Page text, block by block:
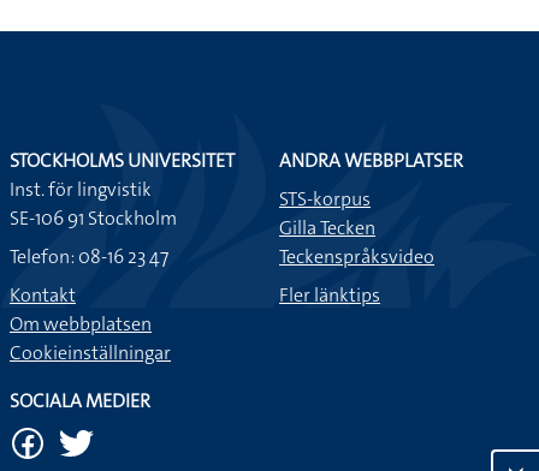
STOCKHOLMS UNIVERSITET
Inst. för lingvistik
SE-106 91 Stockholm
Telefon: 08-16 23 47
Kontakt
Om webbplatsen
Cookieinställningar
ANDRA WEBBPLATSER
STS-korpus
Gilla Tecken
Teckenspråksvideo
Fler länktips
SOCIALA MEDIER